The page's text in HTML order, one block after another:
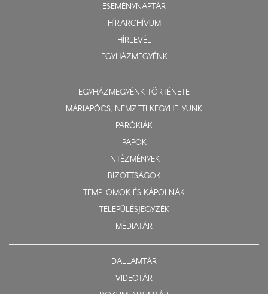
ESEMÉNYNAPTÁR
HÍRARCHÍVUM
HÍRLEVÉL
EGYHÁZMEGYÉNK
EGYHÁZMEGYÉNK TÖRTÉNETE
MÁRIAPÓCS, NEMZETI KEGYHELYÜNK
PARÓKIÁK
PAPOK
INTÉZMÉNYEK
BIZOTTSÁGOK
TEMPLOMOK ÉS KÁPOLNÁK
TELEPÜLÉSJEGYZÉK
MÉDIATÁR
DALLAMTÁR
VIDEOTÁR